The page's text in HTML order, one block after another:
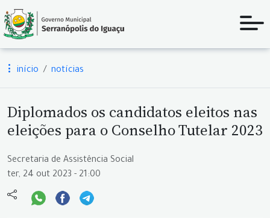
início notícias
Diplomados os candidatos eleitos nas
eleições para o Conselho Tutelar 2023
Secretaria de Assistência Social
ter, 24 out 2023 - 21:00